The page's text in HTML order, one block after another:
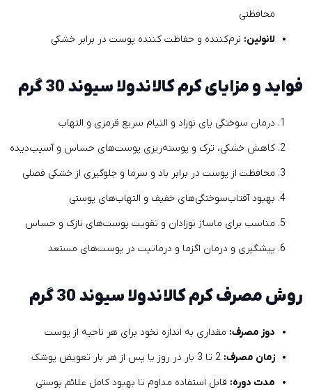
محافظتی
لانولین: نرم‌کننده و حفاظت کننده پوست در برابر خشکی
فواید و مزایای کرم کالاندولا سیوند 30 گرم
درمان سوختگی پای نوزاد و التیام سریع قرمزی و التهاب
کاهش خشکی، ترک و پوسته‌ریزی پوست‌های حساس و آسیب‌دیده
محافظت از پوست در برابر باد و سرما و جلوگیری از خشکی فصلی
بهبود آفتاب‌سوختگی‌های خفیف و التهاب‌های پوستی
مناسب برای ماساژ نوزادان و تقویت پوست‌های نازک و حساس
پیشگیری و درمان اگزما و درماتیت در پوست‌های مستعد
روش مصرف کرم کالاندولا سیوند 30 گرم
دوز مصرف: مقداری به اندازه نخود برای هر ناحیه از پوست
زمان مصرف:
مدت دوره: قابل استفاده مداوم تا بهبود کامل علائم پوستی